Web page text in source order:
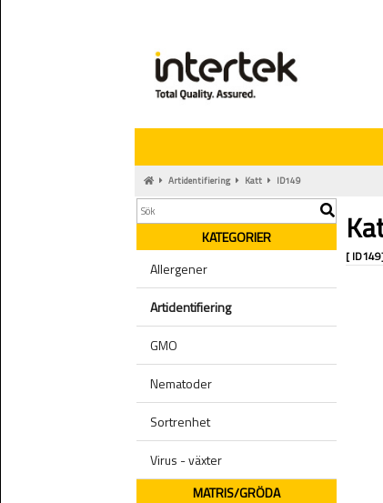
Artidentifiering Katt ID149
KATEGORIER
Allergener
Artidentifiering
GMO
Nematoder
Sortrenhet
Virus - växter
MATRIS/GRÖDA
[